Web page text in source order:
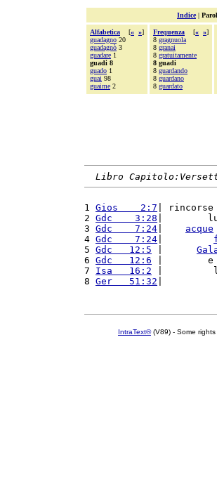
Indice|
Alfabetica [« »]
guadagno 20
guadagnò 3
guadare 1
guadi 8
guado 1
guai 98
guaime 2
Frequenza [« »]
8 gragnuola
8 granai
8 gratuitamente
8 guadi
8 guardando
8 guardano
8 guardato
Libro
1 Gios    2:7 |
2 Gdc    3:28 |
3 Gdc    7:24 acque
4 Gdc    7:24
5 Gdc   12:5
6 Gdc   12:6 |        e
7 Isa   16:2 |
8 Ger   51:32 |
IntraText®(V89) - Some rights